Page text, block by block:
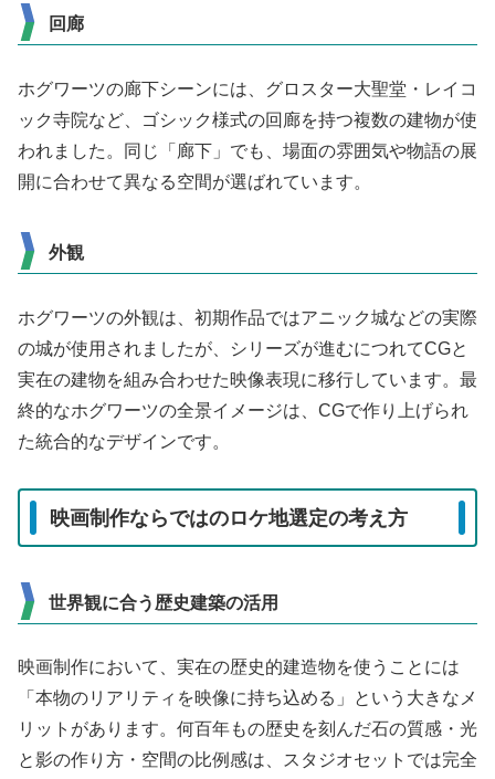
回廊
ホグワーツの廊下シーンには、グロスター大聖堂・レイコ
ック寺院など、ゴシック様式の回廊を持つ複数の建物が使
われました。同じ「廊下」でも、場面の雰囲気や物語の展
開に合わせて異なる空間が選ばれています。
外観
ホグワーツの外観は、初期作品ではアニック城などの実際
の城が使用されましたが、シリーズが進むにつれてCGと
実在の建物を組み合わせた映像表現に移行しています。最
終的なホグワーツの全景イメージは、CGで作り上げられ
た統合的なデザインです。
映画制作ならではのロケ地選定の考え方
世界観に合う歴史建築の活用
映画制作において、実在の歴史的建造物を使うことには
「本物のリアリティを映像に持ち込める」という大きなメ
リットがあります。何百年もの歴史を刻んだ石の質感・光
と影の作り方・空間の比例感は、スタジオセットでは完全